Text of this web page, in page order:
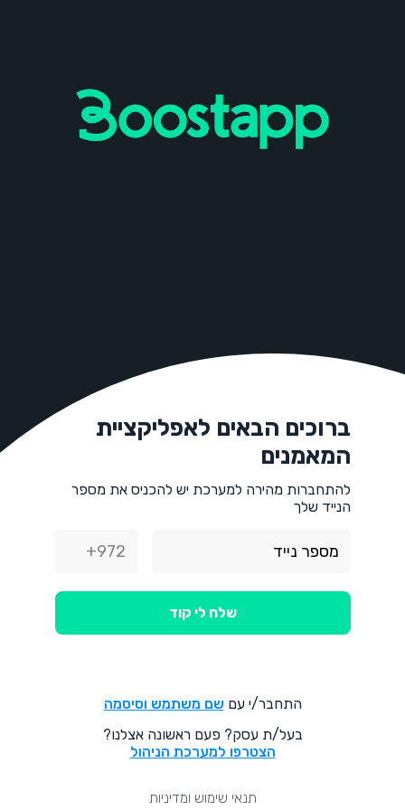
ברוכים הבאים לאפליקציית
המאמנים
להתחברות מהירה למערכת יש להכניס את מספר
הנייד שלך
+972
שלח לי קוד
התחבר/י עםשם משתמש וסיסמה
בעל/ת עסק? פעם ראשונה אצלנו?
הצטרפו למערכת הניהול
תנאי שימוש ומדיניות